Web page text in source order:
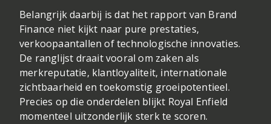
Belangrijk daarbij is dat het rapport van Brand
Finance niet kijkt naar pure prestaties,
verkoopaantallen of technologische innovaties.
De ranglijst draait vooral om zaken als
merkreputatie, klantloyaliteit, internationale
zichtbaarheid en toekomstig groeipotentieel.
Precies op die onderdelen blijkt Royal Enfield
momenteel uitzonderlijk sterk te scoren.